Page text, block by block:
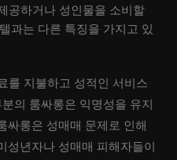
공하거나 성인물을 소비할
과는 다른 특징을 가지고 있
를 지불하고 성적인 서비스
의 룸싸롱은 익명성을 유지
싸롱은 성매매 문제로 인해
성년자나 성매매 피해자들이